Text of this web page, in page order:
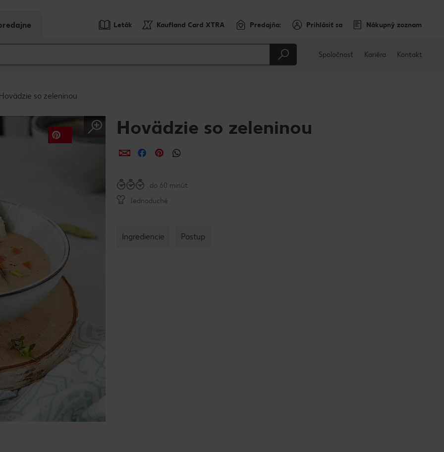
Leták Kaufland Card XTRA Predajňa: Prihlásiť sa Nákupný zoznam
Spoločnosť Kariéra Kontakt
so zeleninou
Hovädzie so zeleninou
ZdieľaťZdieľaťZdieľať
do 60 minút
Jednoduché
Ingrediencie Postup